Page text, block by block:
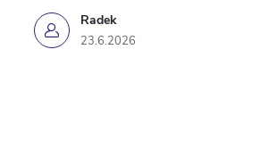
Radek
23.6.2026